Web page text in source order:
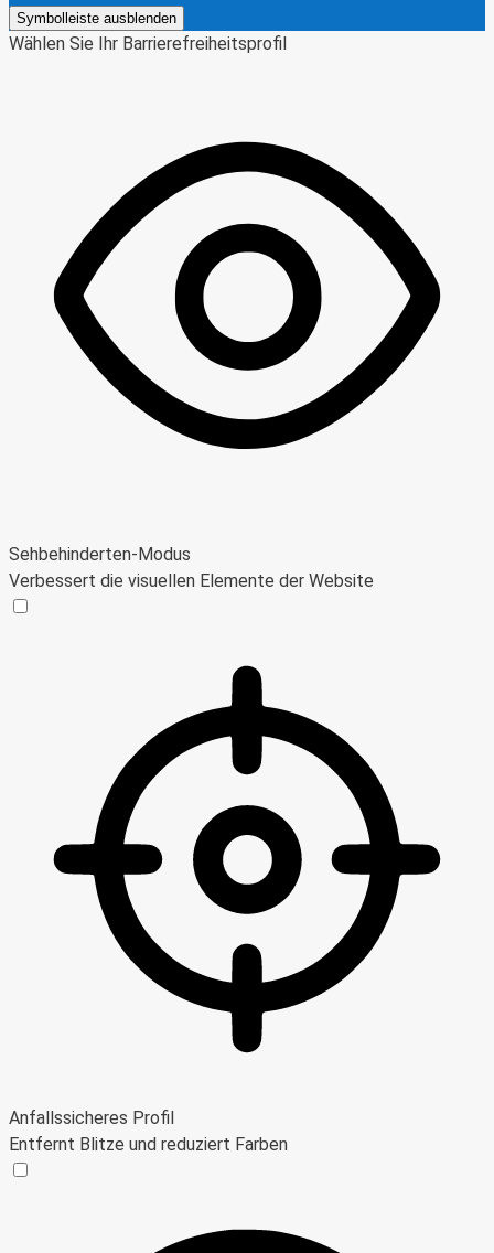
Symbolleiste ausblenden
Wählen Sie Ihr Barrierefreiheitsprofil
Sehbehinderten-Modus
Verbessert die visuellen Elemente der Website
Anfallssicheres Profil
Entfernt Blitze und reduziert Farben